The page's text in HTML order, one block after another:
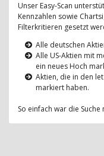
Unser Easy-Scan
Kennzahlen sowie
Filterkritieren gesetzt
Alle deutschen
Alle US-Aktien mit
ein neues Hoch
Aktien, die in den
markiert haben.
So einfach war die